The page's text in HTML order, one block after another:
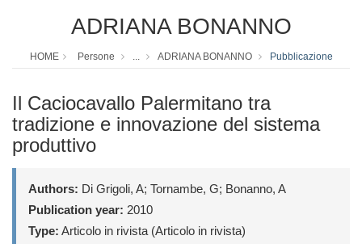
ADRIANA BONANNO
HOME Persone ... ADRIANA BONANNO Pubblicazione
Il Caciocavallo Palermitano tra
tradizione e innovazione del sistema
produttivo
Authors: Di Grigoli, A; Tornambe, G; Bonanno, A
Publication year: 2010
Type: Articolo in rivista (Articolo in rivista)